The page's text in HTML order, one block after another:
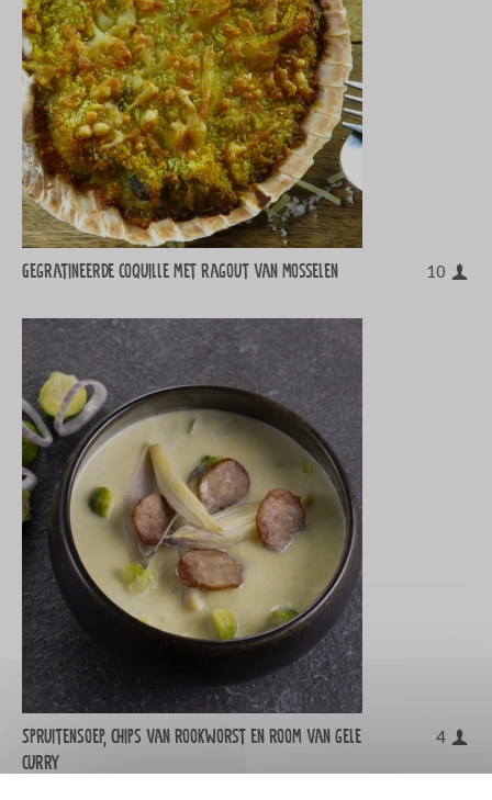
Gegratineerde coquille met ragout van mosselen 10
Spruitensoep, chips van rookworst en room van gele
curry
4